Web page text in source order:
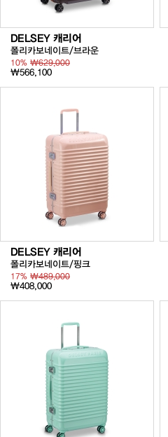
DELSEY 캐리어
폴리카보네이트/브라운
10% ₩629,000
₩566,100
DELSEY 캐리어
폴리카보네이트/핑크
17% ₩489,000
₩408,000